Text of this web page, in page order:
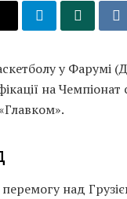
у Фарумі
на Чемпіонат
над